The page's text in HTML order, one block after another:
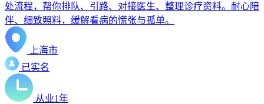
处流程，帮你排队、引路、对接医生、整理诊疗资料。耐心陪
伴、细致照料，缓解看病的慌张与孤单。
上海市
已实名
从业1年